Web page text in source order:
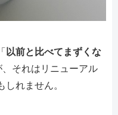
以前と比べてまずくな
、それはリニューアル
れません。